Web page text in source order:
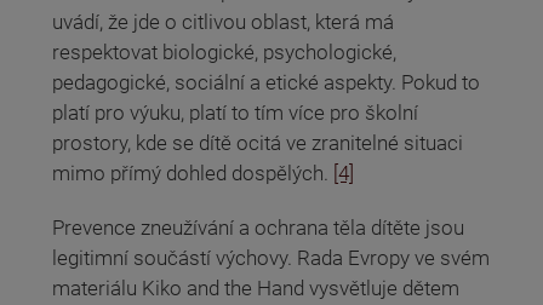
uvádí, že jde o citlivou oblast, která má
respektovat biologické, psychologické,
pedagogické, sociální a etické aspekty. Pokud to
platí pro výuku, platí to tím více pro školní
prostory, kde se dítě ocitá ve zranitelné situaci
mimo přímý dohled dospělých. [4]
Prevence zneužívání a ochrana těla dítěte jsou
legitimní součástí výchovy. Rada Evropy ve svém
materiálu Kiko and the Hand vysvětluje dětem